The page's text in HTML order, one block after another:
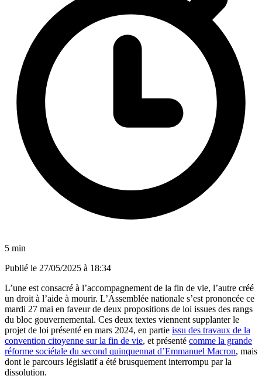
5 min
Publié le 27/05/2025 à 18:34
L’une est consacré à l’accompagnement de la fin de vie, l’autre créé
un droit à l’aide à mourir. L’Assemblée nationale s’est prononcée ce
mardi 27 mai en faveur de deux propositions de loi issues des rangs
du bloc gouvernemental. Ces deux textes viennent supplanter le
projet de loi présenté en mars 2024, en partie issu des travaux de la
convention citoyenne sur la fin de vie, et présenté comme la grande
réforme sociétale du second quinquennat d’Emmanuel Macron, mais
dont le parcours législatif a été brusquement interrompu par la
dissolution.